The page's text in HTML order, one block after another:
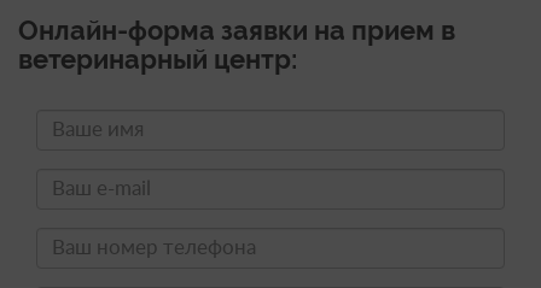
Онлайн-форма заявки на прием в
ветеринарный центр: